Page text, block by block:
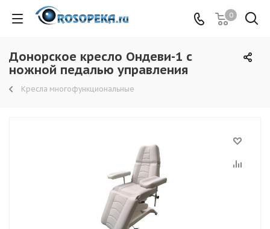
0
Донорское кресло Ондеви-1 с
ножной педалью управления
Кресла многофункциональные